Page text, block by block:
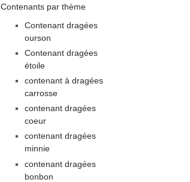
Contenants par thème
Contenant dragées
ourson
Contenant dragées
étoile
contenant à dragées
carrosse
contenant dragées
coeur
contenant dragées
minnie
contenant dragées
bonbon